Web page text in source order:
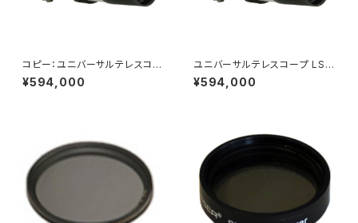
コピー：ユニバーサルテレスコー
プ LS60MT/B1200
¥594,000
ユニバーサルテレスコープ LS6
0MT/B1200
¥594,000